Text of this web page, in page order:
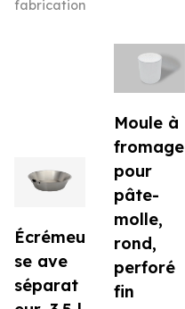
fabrication
Écrémeu
se ave
séparat
Moule à
fromage
pour
pâte-
molle,
rond,
perforé
fin